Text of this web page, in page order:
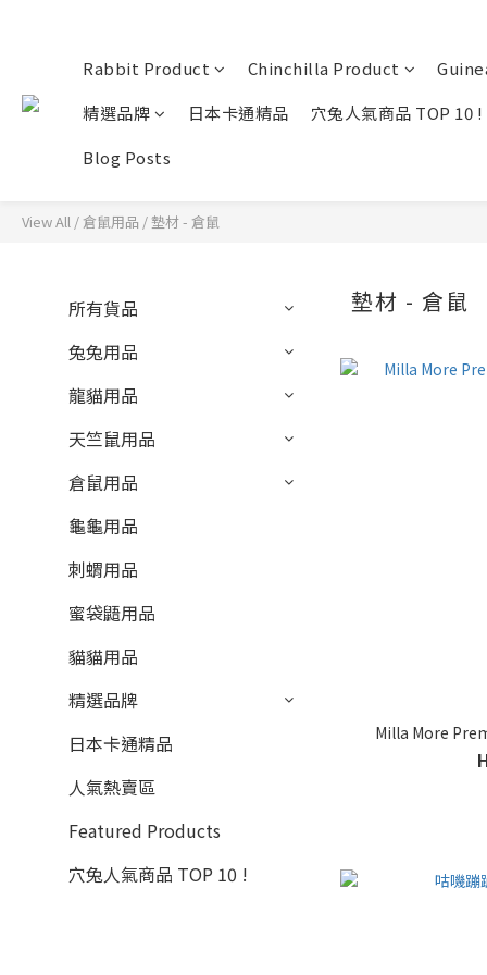
Rabbit Product Chinchilla Product
精選品牌
日本卡通精品
穴兔人氣商品 TOP 10 !
Blog Posts
View All / 倉鼠用品 /墊材 - 倉鼠
所有貨品
兔兔用品
龍貓用品
天竺鼠用品
倉鼠用品
龜龜用品
刺蝟用品
蜜袋鼯用品
貓貓用品
精選品牌
日本卡通精品
人氣熱賣區
Featured Products
穴兔人氣商品 TOP 10 !
墊材 - 倉鼠
Milla More